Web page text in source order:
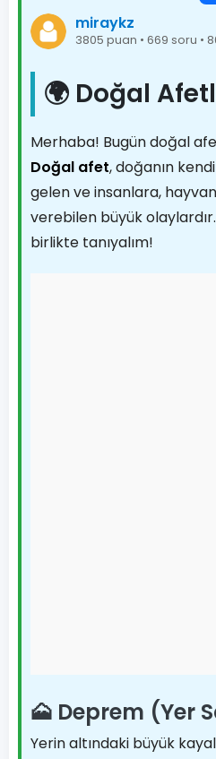
miraykz
3805 puan • 669 soru •
🌍 Doğal
Merhaba! Bugün doğal
Doğal afet, doğanın
gelen ve insanlara,
verebilen büyük
birlikte tanıyalım!
🗻 Deprem (Yer
Yerin altındaki büyük